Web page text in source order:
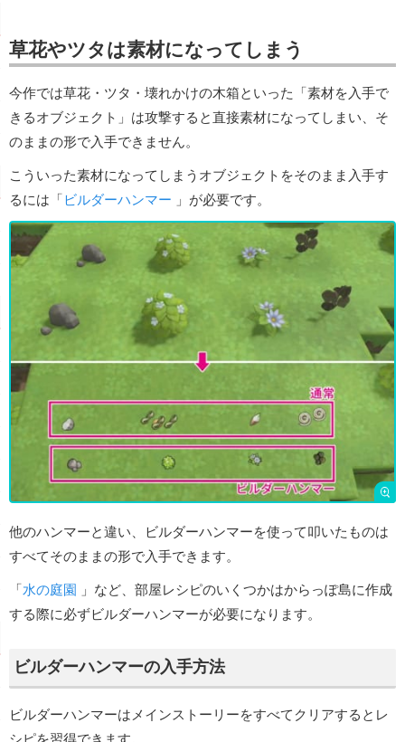
草花やツタは素材になってしまう
今作では草花・ツタ・壊れかけの木箱といった「素材を入手で
きるオブジェクト」は攻撃すると直接素材になってしまい、そ
のままの形で入手できません。
こういった素材になってしまうオブジェクトをそのまま入手す
るには「ビルダーハンマー 」が必要です。
他のハンマーと違い、ビルダーハンマーを使って叩いたものは
すべてそのままの形で入手できます。
「水の庭園 」など、部屋レシピのいくつかはからっぽ島に作成
する際に必ずビルダーハンマーが必要になります。
ビルダーハンマーの入手方法
ビルダーハンマーはメインストーリーをすべてクリアするとレ
シピを習得できます。